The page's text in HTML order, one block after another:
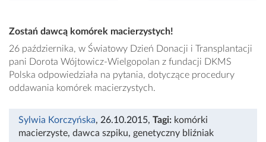
Zostań dawcą komórek macierzystych!
26 października, w Światowy Dzień Donacji i Transplantacji
pani Dorota Wójtowicz-Wielgopolan z fundacji DKMS
Polska odpowiedziała na pytania, dotyczące procedury
oddawania komórek macierzystych.
Sylwia Korczyńska, 26.10.2015, Tagi: komórki
macierzyste, dawca szpiku, genetyczny bliźniak